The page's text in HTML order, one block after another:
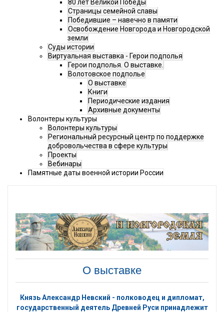
80 лет Великой Победы
Страницы семейной славы
Победившие – навечно в памяти
Освобождение Новгорода и Новгородской
земли
Суды истории
Виртуальная выставка - Герои подполья
Герои подполья. О выставке.
Волотовское подполье
О выставке
Книги
Периодические издания
Архивные документы
Волонтеры культуры
Волонтеры культуры
Региональный ресурсный центр по поддержке
добровольчества в сфере культуры
Проекты
Вебинары
Памятные даты военной истории России
О выставке
Князь Александр Невский - полководец и дипломат,
государственный деятель Древней Руси принадлежит